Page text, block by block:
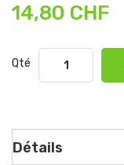
14,80 CHF
Qté
Détails